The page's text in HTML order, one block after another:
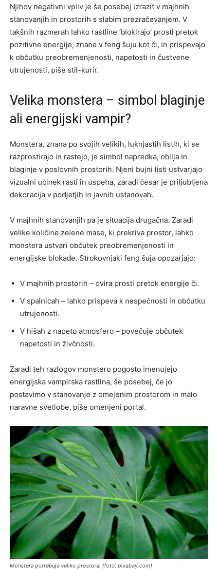
Njihov negativni vpliv je še posebej izrazit v majhnih
stanovanjih in prostorih s slabim prezračevanjem. V
takšnih razmerah lahko rastline ‘blokirajo’ prosti pretok
pozitivne energije, znane v feng šuju kot či, in prispevajo
k občutku preobremenjenosti, napetosti in čustvene
utrujenosti, piše stil-kurir.
Velika monstera – simbol blaginje
ali energijski vampir?
Monstera, znana po svojih velikih, luknjastih listih, ki se
razprostirajo in rastejo, je simbol napredka, obilja in
blaginje v poslovnih prostorih. Njeni bujni listi ustvarjajo
vizualni učinek rasti in uspeha, zaradi česar je priljubljena
dekoracija v podjetjih in javnih ustanovah.
V majhnih stanovanjih pa je situacija drugačna. Zaradi
velike količine zelene mase, ki prekriva prostor, lahko
monstera ustvari občutek preobremenjenosti in
energijske blokade. Strokovnjaki feng šuja opozarjajo:
V majhnih prostorih – ovira prosti pretok energije či.
V spalnicah – lahko prispeva k nespečnosti in občutku
utrujenosti.
V hišah z napeto atmosfero – povečuje občutek
napetosti in živčnosti.
Zaradi teh razlogov monstero pogosto imenujejo
energijska vampirska rastlina, še posebej, če jo
postavimo v stanovanje z omejenim prostorom in malo
naravne svetlobe, piše omenjeni portal.
Monstera potrebuje veliko prostora. (foto: pixabay.com)